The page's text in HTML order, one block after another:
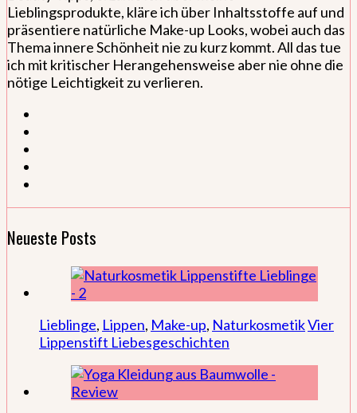
Lieblingsprodukte, kläre ich über Inhaltsstoffe auf und
präsentiere natürliche Make-up Looks, wobei auch das
Thema innere Schönheit nie zu kurz kommt. All das tue
ich mit kritischer Herangehensweise aber nie ohne die
nötige Leichtigkeit zu verlieren.
Neueste Posts
Lieblinge, Lippen, Make-up, NaturkosmetikVier
Lippenstift Liebesgeschichten